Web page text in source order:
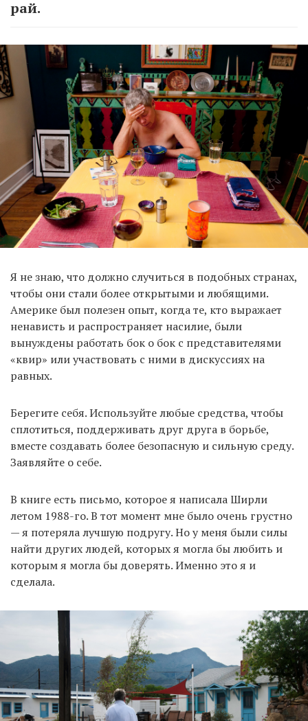
рай.
Я не знаю, что должно случиться в подобных странах,
чтобы они стали более открытыми и любящими.
Америке был полезен опыт, когда те, кто выражает
ненависть и распространяет насилие, были
вынуждены работать бок о бок с представителями
«квир» или участвовать с ними в дискуссиях на
равных.
Берегите себя. Используйте любые средства, чтобы
сплотиться, поддерживать друг друга в борьбе,
вместе создавать более безопасную и сильную среду.
Заявляйте о себе.
В книге есть письмо, которое я написала Ширли
летом 1988-го. В тот момент мне было очень грустно
— я потеряла лучшую подругу. Но у меня были силы
найти других людей, которых я могла бы любить и
которым я могла бы доверять. Именно это я и
сделала.